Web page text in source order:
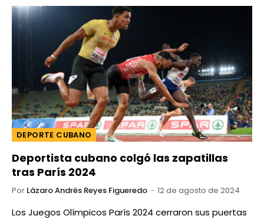
DEPORTE CUBANO
Deportista cubano colgó las zapatillas
tras París 2024
Por Lázaro Andrés Reyes Figueredo 12 de agosto de 2024
Los Juegos Olímpicos París 2024 cerraron sus puertas